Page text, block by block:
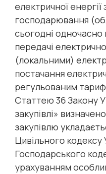
електричної
господарювання
сьогодні одночасно
передачі
(локальними)
постачання
регульованим
Статтею 36 Закону
закупівлі»
закупівлю
Цивільного кодексу
Господарського
урахуванням